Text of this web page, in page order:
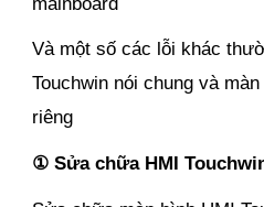
Và một số các lỗi khác
Touchwin nói chung và
riêng
① Sửa chữa HMI